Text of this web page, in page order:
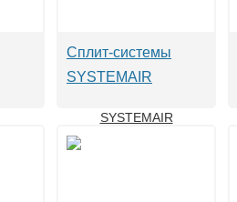
Сплит-системы
SYSTEMAIR